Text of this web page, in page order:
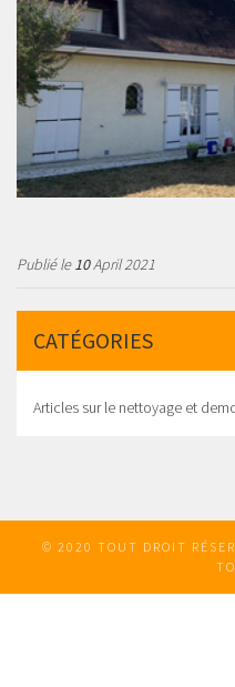
Publié le10April 2021
CATÉGORIES
Articles sur le nettoyage et
© 2020 TOUT DROIT